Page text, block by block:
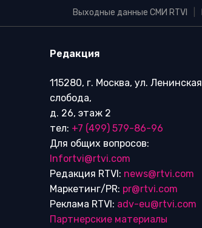
Выходные данные СМИ RTVI
Редакция
115280, г. Москва, ул. Ленинская
слобода,
д. 26, этаж 2
тел: +7 (499) 579-86-96
Для общих вопросов:
Infortvi@rtvi.com
Редакция RTVI: news@rtvi.com
Маркетинг/PR: pr@rtvi.com
Реклама RTVI: adv-eu@rtvi.com
Партнерские материалы